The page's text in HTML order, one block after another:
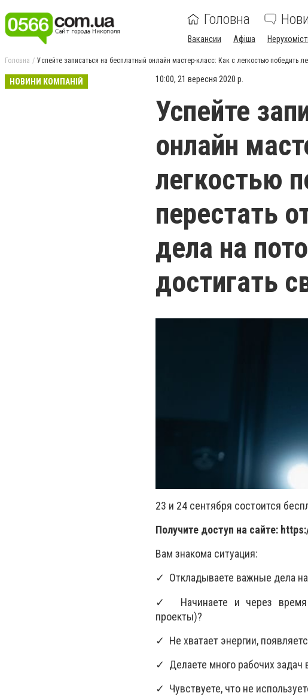
Головна
Вакансии Афіша
Головна Успейте записаться на бесплатный онлайн мастер-класс: Как с легкостью победить
НОВИНИ КОМПАНІЙ 10:00, 21 вересня 2020 р.
Успейте
онлайн
легкостью
перестать
дела на
достигать
23 и 24 сентября состоится
Получите доступ на сайте:
Вам знакома ситуация:
✓ Откладываете важные дела
✓ Начинаете и через время
проекты)?
✓ Не хватает энергии,
✓ Делаете много рабочих задач
✓ Чувствуете, что не